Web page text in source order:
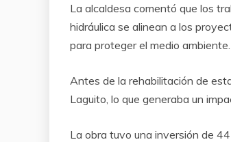
La alcaldesa comentó que los
hidráulica se alinean a los
para proteger el medio ambiente.
Antes de la rehabilitación de
Laguito, lo que generaba un
La obra tuvo una inversión de